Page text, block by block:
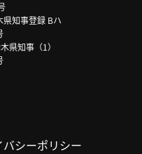
知事登録 Bハ
県知事（1）
バシーポリシー